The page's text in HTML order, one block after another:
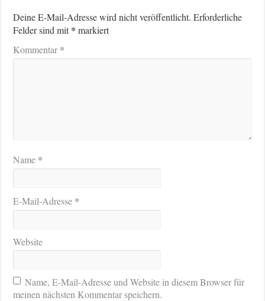
Deine E-Mail-Adresse wird nicht veröffentlicht. Erforderliche
Felder sind mit* markiert
Kommentar*
Name *
E-Mail-Adresse *
Website
Name, E-Mail-Adresse und Website in diesem Browser für
meinen nächsten Kommentar speichern.